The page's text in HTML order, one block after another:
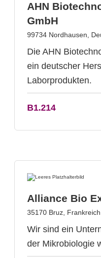
AHN
GmbH
99734 Nordhausen,
Die AHN
ein deutscher
Laborprodukten.
B1.214
Alliance Bio
35170 Bruz, Frankreich
Wir sind ein
der Mikrobiologie